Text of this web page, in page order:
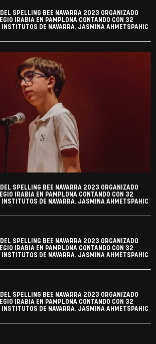
SPELLING BEE NAVARRA 2023 ORGANIZADO
IRABIA EN PAMPLONA CONTANDO CON 32
INSTITUTOS DE NAVARRA. JASMINA AHMETSPAHIC
SPELLING BEE NAVARRA 2023 ORGANIZADO
IRABIA EN PAMPLONA CONTANDO CON 32
INSTITUTOS DE NAVARRA. JASMINA AHMETSPAHIC